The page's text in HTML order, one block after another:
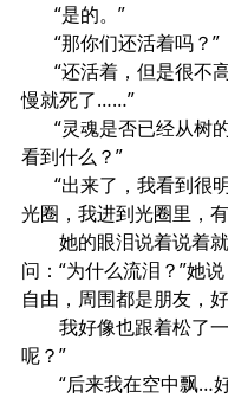
“是的。”
“那你们还活着吗？”
“还活着，但是很不
慢就死了……”
“灵魂是否已经从树
看到什么？”
“出来了，我看到很
光圈，我进到光圈里，
她的眼泪说着说着就
问：“为什么流泪？”她
自由，周围都是朋友，
我好像也跟着松了一
呢？”
“后来我在空中飘…